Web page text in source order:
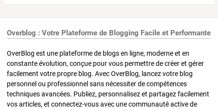
Overblog : Votre Plateforme de Blogging Facile et Performante
OverBlog est une plateforme de blogs en ligne, moderne et en
constante évolution, conçue pour vous permettre de créer et gérer
facilement votre propre blog. Avec OverBlog, lancez votre blog
personnel ou professionnel sans nécessiter de compétences
techniques avancées. Publiez, personnalisez et partagez facilement
vos articles, et connectez-vous avec une communauté active de